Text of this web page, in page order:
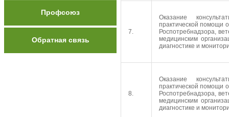
Профсоюз
Обратная связь
7.
Оказание
практической помощи
Роспотребнадзора,
медицинским
диагностике и
8.
Оказание
практической помощи
Роспотребнадзора,
медицинским
диагностике и